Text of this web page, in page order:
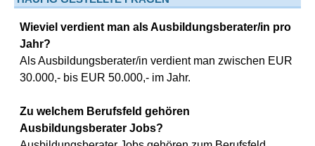
Wieviel verdient man als Ausbildungsberater/in pro
Jahr?
Als Ausbildungsberater/in verdient man zwischen EUR
30.000,- bis EUR 50.000,- im Jahr.
Zu welchem Berufsfeld gehören
Ausbildungsberater Jobs?